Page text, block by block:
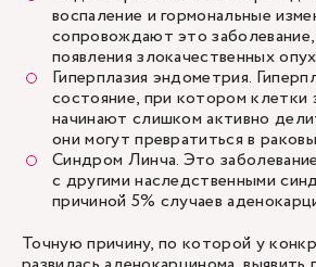
воспаление и гормональные
сопровождают это
появления злокачественных
Гиперплазия эндометрия.
состояние, при котором клетки
начинают слишком активно
они могут превратиться в
Синдром Линча. Это
с другими наследственными
причиной 5% случаев
Точную причину, по которой у